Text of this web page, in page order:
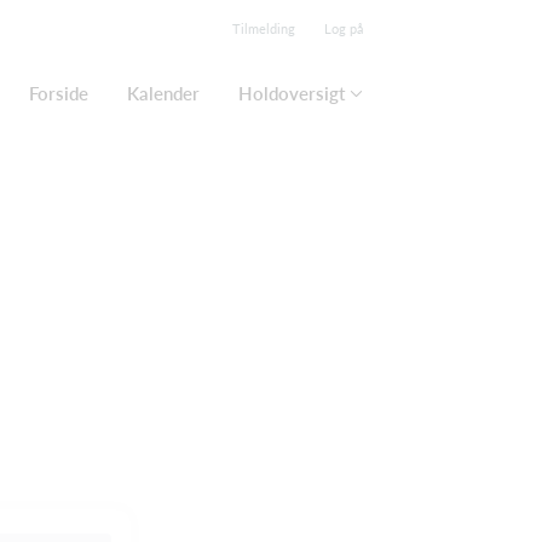
Tilmelding Log på
Forside Kalender Holdoversigt